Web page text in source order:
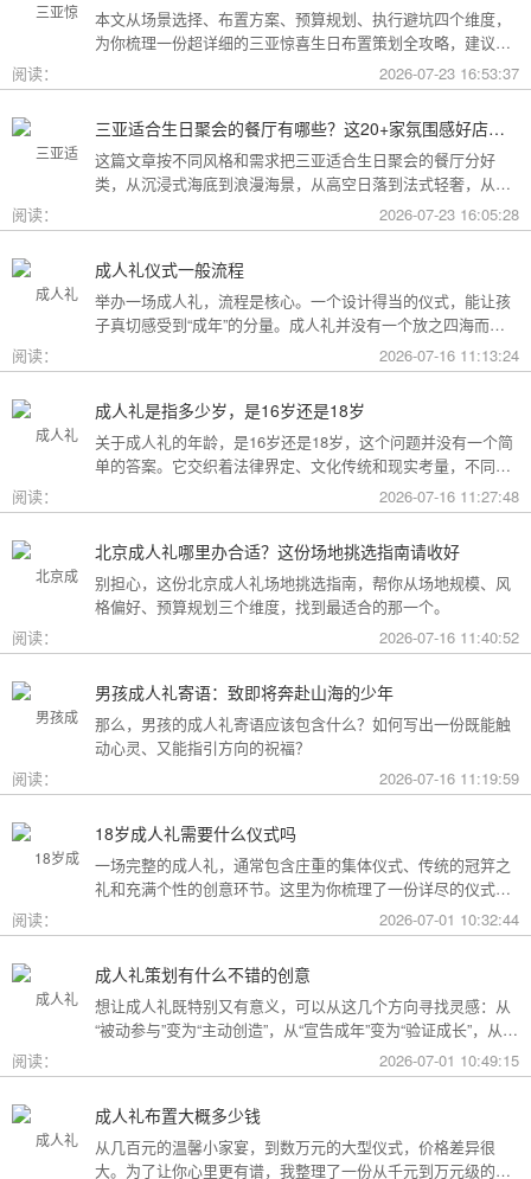
本文从场景选择、布置方案、预算规划、执行避坑四个维度，
为你梳理一份超详细的三亚惊喜生日布置策划全攻略，建议收
阅读： 2026-07-23 16:53:37
三亚适合生日聚会的餐厅有哪些？这20+家氛围感好店按风格挑，一篇搞定
这篇文章按不同风格和需求把三亚适合生日聚会的餐厅分好
类，从沉浸式海底到浪漫海景，从高空日落到法式轻奢，从热
带庭院到高性价比好店，直接对号入座就行。
阅读： 2026-07-23 16:05:28
成人礼仪式一般流程
举办一场成人礼，流程是核心。一个设计得当的仪式，能让孩
子真切感受到“成年”的分量。成人礼并没有一个放之四海而皆
准的固定模板，它可以根据不同的风格和规模灵活调整。下面
为你梳理了传统、现代和家庭聚会三种主要场景的完整流程，
阅读： 2026-07-16 11:13:24
成人礼是指多少岁，是16岁还是18岁
关于成人礼的年龄，是16岁还是18岁，这个问题并没有一个简
单的答案。它交织着法律界定、文化传统和现实考量，不同的
阅读： 2026-07-16 11:27:48
北京成人礼哪里办合适？这份场地挑选指南请收好
别担心，这份北京成人礼场地挑选指南，帮你从场地规模、风
格偏好、预算规划三个维度，找到最适合的那一个。
阅读：
2026-07-16 11:40:52
男孩成人礼寄语：致即将奔赴山海的少年
那么，男孩的成人礼寄语应该包含什么？如何写出一份既能触
动心灵、又能指引方向的祝福？
阅读：
2026-07-16 11:19:59
18岁成人礼需要什么仪式吗
一场完整的成人礼，通常包含庄重的集体仪式、传统的冠笄之
礼和充满个性的创意环节。这里为你梳理了一份详尽的仪式清
阅读： 2026-07-01 10:32:44
成人礼策划有什么不错的创意
想让成人礼既特别又有意义，可以从这几个方向寻找灵感：从
“被动参与”变为“主动创造”，从“宣告成年”变为“验证成长”，从
阅读： 2026-07-01 10:49:15
成人礼布置大概多少钱
从几百元的温馨小家宴，到数万元的大型仪式，价格差异很
大。为了让你心里更有谱，我整理了一份从千元到万元级的费